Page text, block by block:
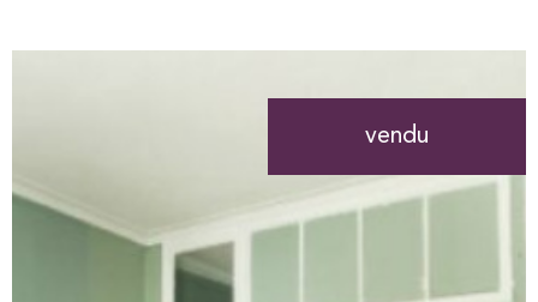
vendu